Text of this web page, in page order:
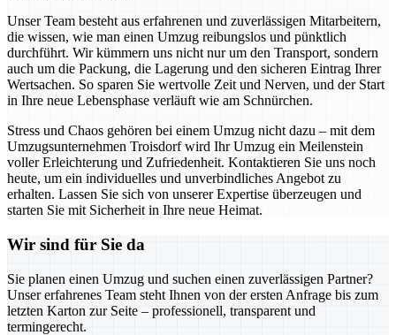
Unser Team besteht aus erfahrenen und zuverlässigen Mitarbeitern,
die wissen, wie man einen Umzug reibungslos und pünktlich
durchführt. Wir kümmern uns nicht nur um den Transport, sondern
auch um die Packung, die Lagerung und den sicheren Eintrag Ihrer
Wertsachen. So sparen Sie wertvolle Zeit und Nerven, und der Start
in Ihre neue Lebensphase verläuft wie am Schnürchen.
Stress und Chaos gehören bei einem Umzug nicht dazu – mit dem
Umzugsunternehmen Troisdorf wird Ihr Umzug ein Meilenstein
voller Erleichterung und Zufriedenheit. Kontaktieren Sie uns noch
heute, um ein individuelles und unverbindliches Angebot zu
erhalten. Lassen Sie sich von unserer Expertise überzeugen und
starten Sie mit Sicherheit in Ihre neue Heimat.
Wir sind für Sie da
Sie planen einen Umzug und suchen einen zuverlässigen Partner?
Unser erfahrenes Team steht Ihnen von der ersten Anfrage bis zum
letzten Karton zur Seite – professionell, transparent und
termingerecht.